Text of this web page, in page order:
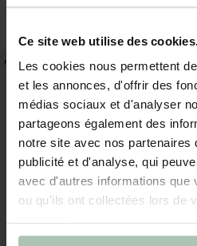
Ce site web utilise des
Les cookies nous permettent
et les annonces, d'offrir des
médias sociaux et d'analyser
partageons également des
notre site avec nos partenaires
publicité et d'analyse, qui
avec d'autres informations que
ou qu'ils ont collectées lors de
17.99
new